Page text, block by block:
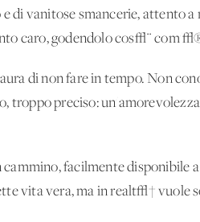
di vanitose smancerie, attento a
caro, godendolo cos√¨
di non fare in tempo. Non
troppo preciso:
facilmente disponibile
vita vera, ma in realt√† vuole